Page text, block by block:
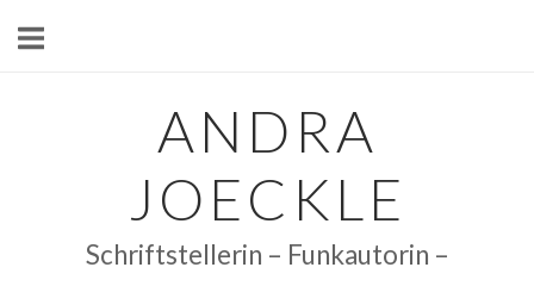
ANDRA
JOECKLE
Schriftstellerin – Funkautorin –